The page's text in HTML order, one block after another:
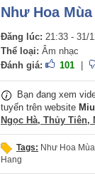
Như Hoa
Đăng lúc: 21:33 - 31/
Thể loại: Âm nhạc
Đánh giá:
101
Bạn đang xem
tuyến trên website
Ngọc Hà, Thủy Tiên,
Tags: Như Hoa
Hang